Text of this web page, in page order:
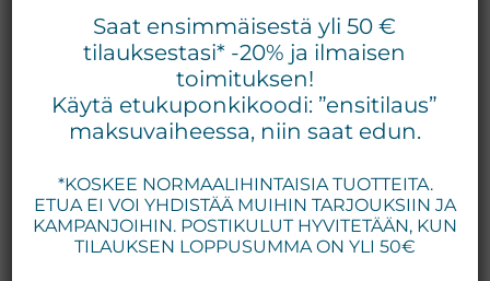
Kosmetiikan
verkkokauppa
Tilaa
tänään
tuotteet:
Exuviance,
Medik8,
Priori,
Bion,
Gernétic,
Saat ensimmäisestä yli 50 €
tilauksestasi* -20% ja ilmaisen
toimituksen!
Käytä etukuponkikoodi: ”ensitilaus”
maksuvaiheessa, niin saat edun.
*KOSKEE NORMAALIHINTAISIA TUOTTEITA.
ETUA EI VOI YHDISTÄÄ MUIHIN TARJOUKSIIN JA
KAMPANJOIHIN. POSTIKULUT HYVITETÄÄN, KUN
TILAUKSEN LOPPUSUMMA ON YLI 50€